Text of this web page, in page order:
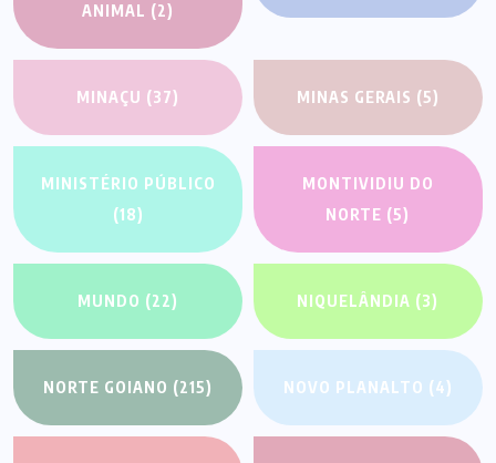
ANIMAL (2)
MINAÇU (37) MINAS GERAIS (5)
MINISTÉRIO PÚBLICO
(18)
MONTIVIDIU DO
NORTE (5)
MUNDO (22) NIQUELÂNDIA (3)
NORTE GOIANO (215) NOVO PLANALTO (4)